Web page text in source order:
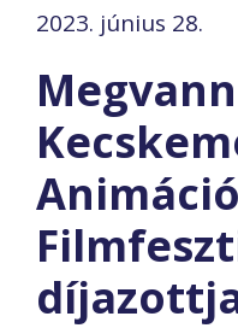
2023. június 28.